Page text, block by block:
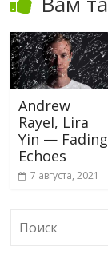
Andrew
Rayel, Lira
Yin — Fading
Echoes
7 августа, 2021